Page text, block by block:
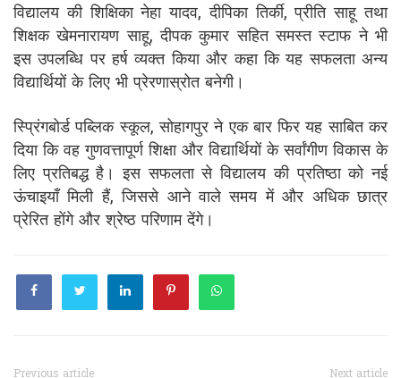
विद्यालय की शिक्षिका नेहा यादव, दीपिका तिर्की, प्रीति साहू तथा
शिक्षक खेमनारायण साहू, दीपक कुमार सहित समस्त स्टाफ ने भी
इस उपलब्धि पर हर्ष व्यक्त किया और कहा कि यह सफलता अन्य
विद्यार्थियों के लिए भी प्रेरणास्रोत बनेगी।
स्प्रिंगबोर्ड पब्लिक स्कूल, सोहागपुर ने एक बार फिर यह साबित कर
दिया कि वह गुणवत्तापूर्ण शिक्षा और विद्यार्थियों के सर्वांगीण विकास के
लिए प्रतिबद्ध है। इस सफलता से विद्यालय की प्रतिष्ठा को नई
ऊंचाइयाँ मिली हैं, जिससे आने वाले समय में और अधिक छात्र
प्रेरित होंगे और श्रेष्ठ परिणाम देंगे।
Previous article Next article